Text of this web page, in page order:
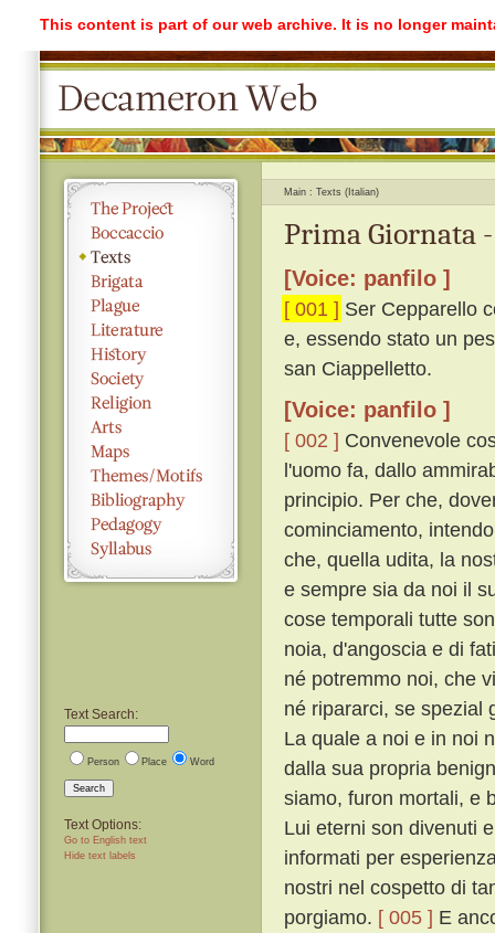
This content is part of our web archive. It is no longer
Text Search:
Person Place Word
Search
Text Options:
Go to English text
Hide text labels
Main Texts (Italian)
Prima Giornata
[Voice: panfilo ]
[ 001 ] Ser Cepparello
e, essendo stato un
san Ciappelletto.
[Voice: panfilo ]
[ 002 ] Convenevole
l'uomo fa, dallo
principio. Per che,
cominciamento,
che, quella udita, la
e sempre sia da noi il
cose temporali tutte
noia, d'angoscia e di
né potremmo noi, che
né ripararci, se spezial
La quale a noi e in noi
dalla sua propria
siamo, furon mortali, e
Lui eterni son divenuti
informati per
nostri nel cospetto di
porgiamo. [ 005 ] E